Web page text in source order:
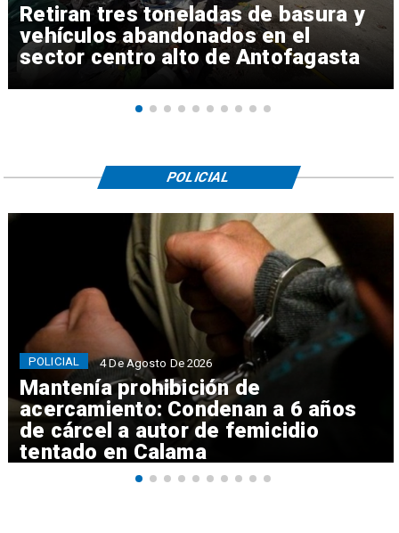
Retiran tres toneladas de basura y
vehículos abandonados en el
sector centro alto de Antofagasta
Mantenía prohibición de
acercamiento: Condenan a 6 años
de cárcel a autor de femicidio
tentado en Calama
POLICIAL 4 De Agosto De 2026
POLICIAL